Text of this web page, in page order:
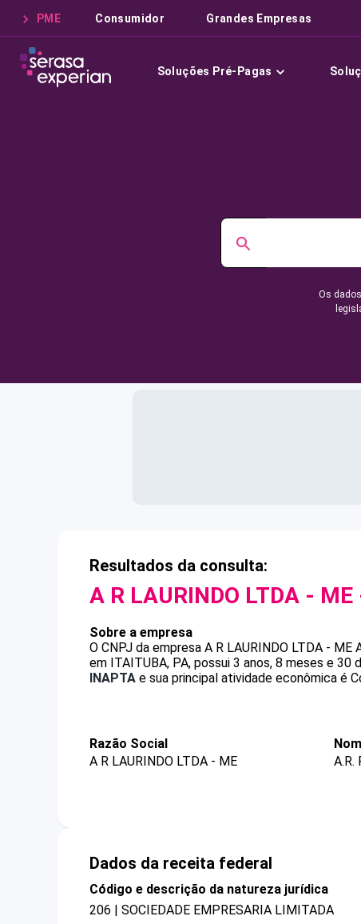
PME Consumidor Grandes Empresas
Soluções Pré-Pagas
Os
Resultados da consulta:
A R LAURINDO LTDA - ME
Sobre a empresa
O CNPJ da empresa A R LAURINDO LTDA - ME
em ITAITUBA, PA, possui 3 anos, 8 meses e
INAPTA e sua principal atividade econômica é
Razão Social
A R LAURINDO LTDA - ME
A.R.
Dados da receita federal
Código e descrição da natureza jurídica
206 | SOCIEDADE EMPRESARIA LIMITADA